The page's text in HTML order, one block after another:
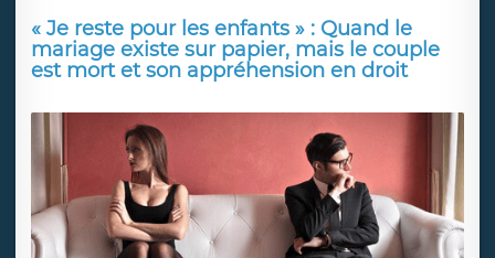
« Je reste pour les enfants » : Quand le
mariage existe sur papier, mais le couple
est mort et son appréhension en droit